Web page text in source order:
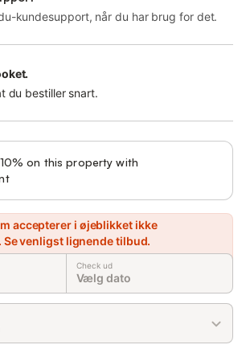
kundesupport, når du har brug for det.
du bestiller snart.
on this property with
accepterer i øjeblikket ikke
Se venligst lignende tilbud.
Check ud
Vælg dato